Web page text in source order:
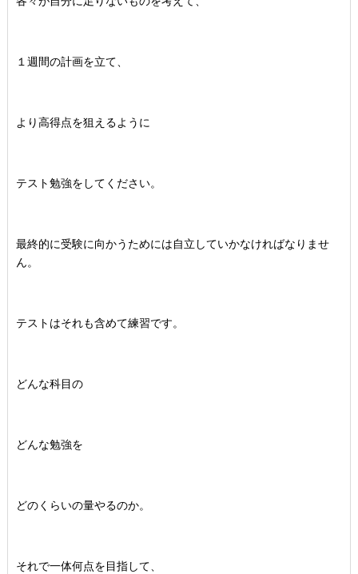
１週間の計画を立て、
より高得点を狙えるように
テスト勉強をしてください。
最終的に受験に向かうためには自立していかなければなりませ
ん。
テストはそれも含めて練習です。
どんな科目の
どんな勉強を
どのくらいの量やるのか。
それで一体何点を目指して、